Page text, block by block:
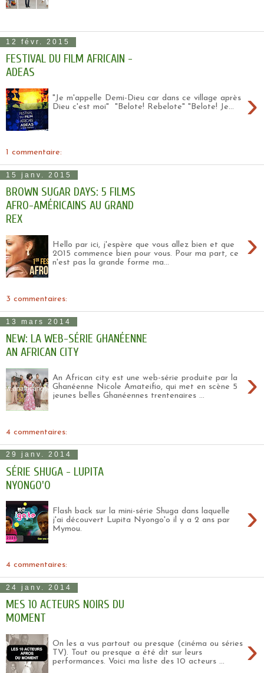
12 févr. 2015
FESTIVAL DU FILM AFRICAIN -
ADEAS
›
"Je m'appelle Demi-Dieu car dans ce village après
Dieu c'est moi" "Belote! Rebelote" "Belote! Je...
1 commentaire:
15 janv. 2015
BROWN SUGAR DAYS: 5 FILMS
AFRO-AMÉRICAINS AU GRAND
REX
›
Hello par ici, j'espère que vous allez bien et que
2015 commence bien pour vous. Pour ma part, ce
n'est pas la grande forme ma...
3 commentaires:
13 mars 2014
NEW: LA WEB-SÉRIE GHANÉENNE
AN AFRICAN CITY
›
An African city est une web-série produite par la
Ghanéenne Nicole Amateifio, qui met en scène 5
jeunes belles Ghanéennes trentenaires ...
4 commentaires:
29 janv. 2014
SÉRIE SHUGA - LUPITA
NYONGO'O
›
Flash back sur la mini-série Shuga dans laquelle
j'ai découvert Lupita Nyongo'o il y a 2 ans par
Mymou.
4 commentaires:
24 janv. 2014
MES 10 ACTEURS NOIRS DU
MOMENT
›
On les a vus partout ou presque (cinéma ou séries
TV). Tout ou presque a été dit sur leurs
performances. Voici ma liste des 10 acteurs ...